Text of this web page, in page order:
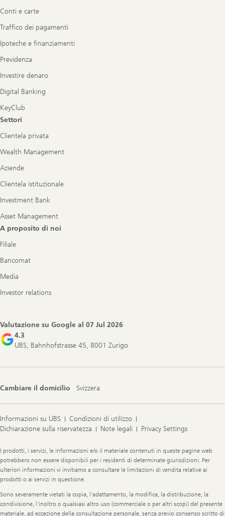
Conti e carte
Traffico dei pagamenti
Ipoteche e finanziamenti
Previdenza
Investire denaro
Digital Banking
KeyClub
Settori
Clientela privata
Wealth Management
Aziende
Clientela istituzionale
Investment Bank
Asset Management
A proposito di noi
Filiale
Bancomat
Media
Investor relations
Valutazione su Google al 07 Jul 2026
4.3
UBS, Bahnhofstrasse 45, 8001 Zurigo
Cambiare il domicilio Svizzera
Informazioni su UBS
Condizioni di utilizzo
Dichiarazione sulla riservatezza
Note legali Privacy Settings
Legal
Information
I prodotti, i servizi, le informazioni e/o il materiale contenuti in queste pagine web
potrebbero non essere disponibili per i residenti di determinate giurisdizioni. Per
ulteriori informazioni vi invitiamo a consultare le limitazioni di vendita relative ai
prodotti o ai servizi in questione.
Sono severamente vietati la copia, l’adattamento, la modifica, la distribuzione, la
condivisione, l’inoltro o qualsiasi altro uso (commerciale o per altri scopi) del presente
materiale, ad eccezione della consultazione personale, senza previo consenso scritto di